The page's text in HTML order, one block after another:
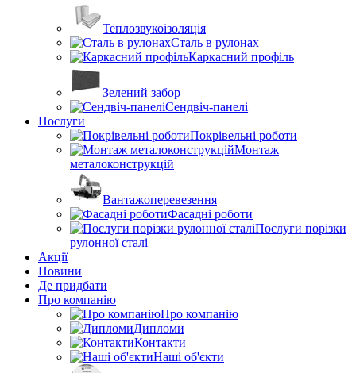
Теплозвукоізоляція
Сталь в рулонах
Каркасний профіль
Зелений забор
Сендвіч-панелі
Послуги
Покрівельні роботи
Монтаж
металоконструкцій
Вантажоперевезення
Фасадні роботи
Послуги порізки
рулонної сталі
Акції
Новини
Де придбати
Про компанію
Про компанію
Дипломи
Контакти
Наші об'єкти